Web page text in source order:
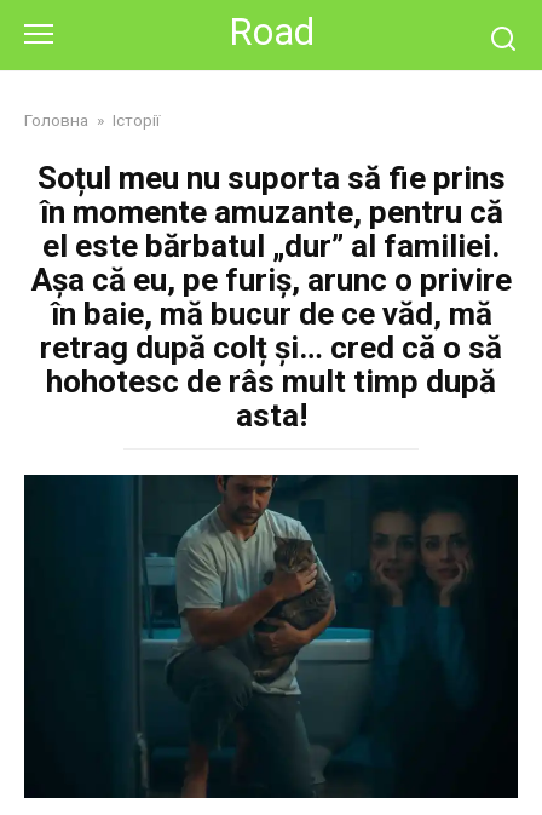
content
Road
Головна » Історії
Soțul meu nu suporta să fie prins
în momente amuzante, pentru că
el este bărbatul „dur” al familiei.
Așa că eu, pe furiș, arunc o privire
în baie, mă bucur de ce văd, mă
retrag după colț și… cred că o să
hohotesc de râs mult timp după
asta!